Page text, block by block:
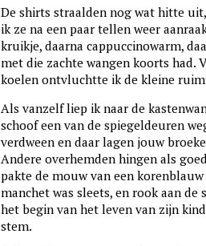
De shirts straalden nog wat hitte
ik ze na een paar tellen weer
kruikje, daarna cappuccinowarm,
met die zachte wangen koorts had.
koelen ontvluchtte ik de kleine
Als vanzelf liep ik naar de
schoof een van de spiegeldeuren
verdween en daar lagen jouw
Andere overhemden hingen als
pakte de mouw van een
manchet was sleets, en rook aan de
het begin van het leven van zijn
stem.